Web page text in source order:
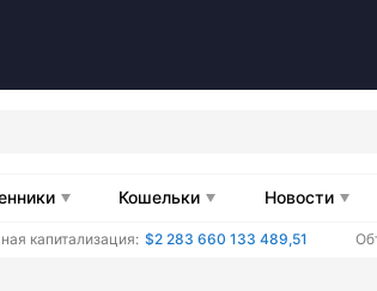
Кошельки Новости
капитализация: $2 283 660 133 489,51